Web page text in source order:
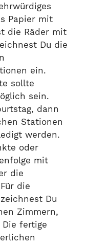
Papier mit
die Räder mit
Du die
ein.
sollte
sein.
dann
Stationen
werden.
oder
mit
die
die
Du
Zimmern,
fertige